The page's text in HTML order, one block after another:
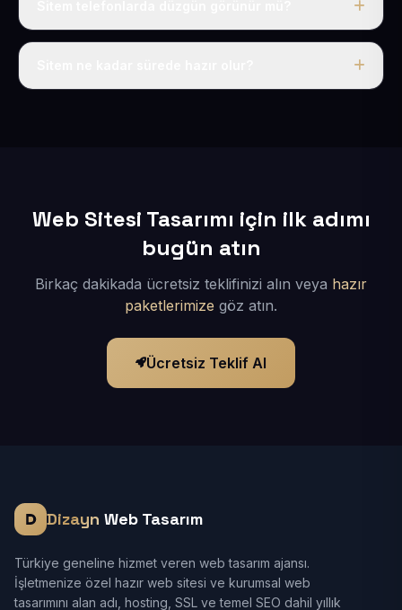
Evet, hazırladığımız her site responsive yapıdadır ve
Web Sitesi Tasarımı için ilk adımı
bugün atın
Birkaç dakikada ücretsiz teklifinizi alın veya hazır
paketlerimize göz atın.
Ücretsiz Teklif Al
Dizayn Web Tasarım
Türkiye geneline hizmet veren web tasarım ajansı.
İşletmenize özel hazır web sitesi ve kurumsal web
tasarımını alan adı, hosting, SSL ve temel SEO dahil yıllık